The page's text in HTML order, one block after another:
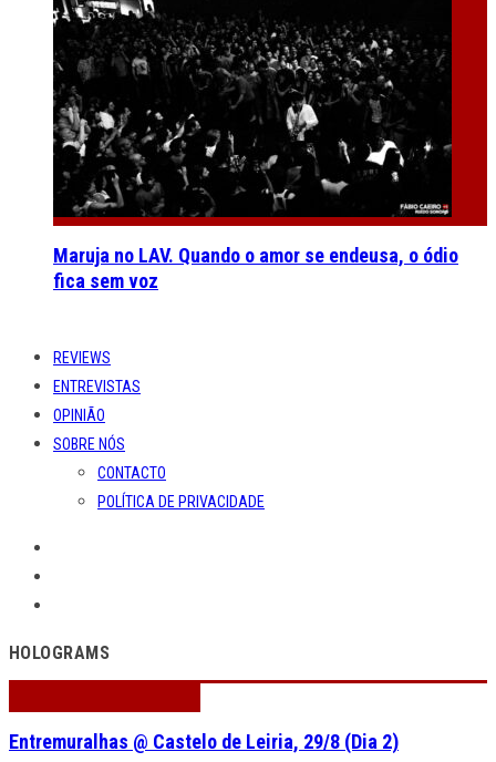
Maruja no LAV. Quando o amor se endeusa, o ódio
fica sem voz
REVIEWS
ENTREVISTAS
OPINIÃO
SOBRE NÓS
CONTACTO
POLÍTICA DE PRIVACIDADE
HOLOGRAMS
Entremuralhas @ Castelo de Leiria, 29/8 (Dia 2)